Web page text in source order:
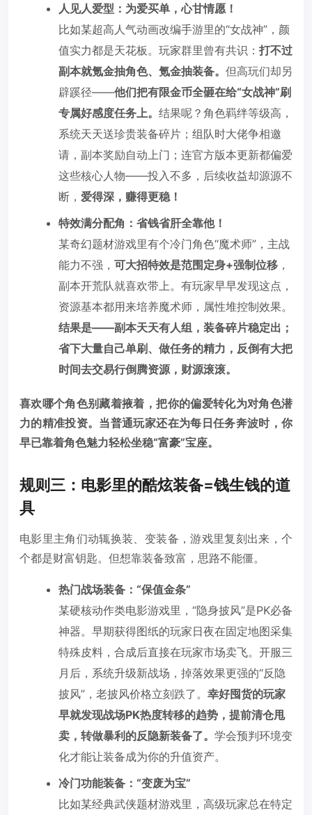
人见人爱型：为爱买单，心甘情愿！
比如某超高人气动画改编手游里的“女战神”，颜
值实力都是天花板。玩家群里曾有共识： 打不过
副本就氪金抽角色、氪金抽装备。 但高玩们却另
辟蹊径——他们把有限金币全砸在给“女战神”刷
专属好感度任务上。 结果呢？角色羁绊等级高，
系统天天送珍贵装备碎片；组队时大佬争相邀
请，副本奖励自动上门；连官方版本更新都偏爱
这些核心人物——投入不多，后续收益却源源不
断， 爱得深，赚得更稳！
特效满分配角：省钱省肝全靠他！
某奇幻题材游戏里有个冷门角色“魔术师”，主战
能力不强， 可大招特效是范围定身+强制位移 ，
副本开荒队就喜欢带上。有玩家早早发现这点，
资源基本都用来培养魔术师，属性堆控制效果。
结果是——副本天天有人组，装备碎片稳定出；
省下大量自己单刷、做任务的精力，反倒有大把
时间去交易行倒腾资源，财源滚滚。
喜欢哪个角色别藏着掖着，把你的偏爱转化为对角色潜
力的精准投资。当普通玩家还在为每日任务奔波时，你
早已靠着角色魅力轻松坐稳“富豪”宝座。
规则三：电影里的酷炫装备=钱生钱的道
具
电影里主角们动辄换装、变装备，游戏里复刻出来，个
个都是财富钥匙。但想靠装备致富，思路不能僵。
热门战场装备：“保值金条”
某硬核动作类电影游戏里，“隐身披风”是PK必备
神器。早期获得图纸的玩家日夜在固定地图采集
特殊皮料，合成后直接在玩家市场卖飞。开服三
月后，系统升级新战场，掉落效果更强的“反隐
披风”，老披风价格立刻跌了。 幸好囤货的玩家
早就发现战场PK热度转移的趋势，提前清仓甩
卖，转做暴利的反隐新装备了。 学会预判环境变
化才能让装备成为你的升值资产。
冷门功能装备：“变废为宝”
比如某经典武侠题材游戏里，高级玩家总在特定